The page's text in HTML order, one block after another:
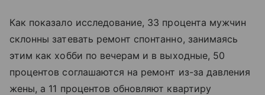
Как показало исследование, 33 процента мужчин
склонны затевать ремонт спонтанно, занимаясь
этим как хобби по вечерам и в выходные, 50
процентов соглашаются на ремонт из-за давления
жены, а 11 процентов обновляют квартиру